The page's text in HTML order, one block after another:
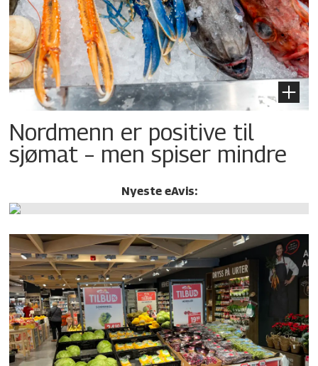
Nordmenn er positive til
sjømat – men spiser mindre
Nyeste eAvis: